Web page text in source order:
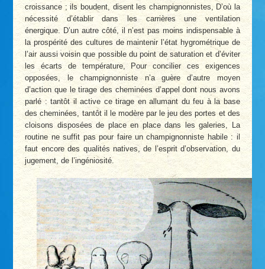
croissance ; ils boudent, disent les champignonnistes, D’où la
nécessité d’établir dans les carrières une ventilation
énergique. D’un autre côté, il n’est pas moins indispensable à
la prospérité des cultures de maintenir l’état hygrométrique de
l’air aussi voisin que possible du point de saturation et d’éviter
les écarts de température, Pour concilier ces exigences
opposées, le champignonniste n’a guère d’autre moyen
d’action que le tirage des cheminées d’appel dont nous avons
parlé : tantôt il active ce tirage en allumant du feu à la base
des cheminées, tantôt il le modère par le jeu des portes et des
cloisons disposées de place en place dans les galeries, La
routine ne suffit pas pour faire un champignonniste habile : il
faut encore des qualités natives, de l’esprit d’observation, du
jugement, de l’ingéniosité.